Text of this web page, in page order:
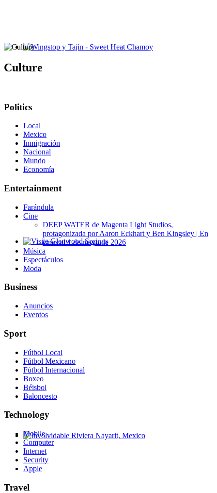
Glenwood Springs - Bello y Encantador
Involvidable Riviera Nayarit, Mexico
Culture
Politics
Local
Mexico
Inmigración
Nacional
Mundo
Economía
Entertainment
Farándula
Cine
DEEP WATER de Magenta Light Studios,
protagonizada por Aaron Eckhart y Ben Kingsley | En
cines el 1 de mayo de 2026
Música
Espectáculos
Moda
Business
Anuncios
Eventos
Sport
Fútbol Local
Fútbol Mexicano
Fútbol Internacional
Boxeo
Béisbol
Baloncesto
Technology
Mobile
Computer
Internet
Security
Apple
Travel